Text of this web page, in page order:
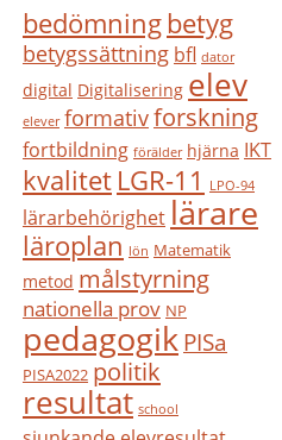
bedömningbetyg
betygssättning bfl dator
digital Digitalisering elev
elever formativforskning
fortbildning förälder hjärna IKT
kvalitet LGR-11 LPO-94
lärarbehörighet lärare
läroplan lön Matematik
metod målstyrning
nationella prov NP
pedagogikPISa
PISA2022 politik
resultat school